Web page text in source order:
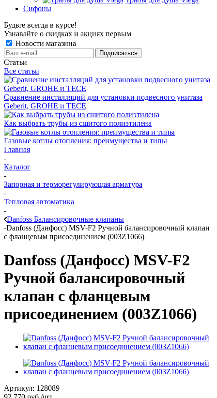
Сифоны
Будьте всегда в курсе!
Узнавайте о скидках и акциях первым
Новости магазина
Статьи
Все статьи
Сравнение инсталляций для установки подвесного унитаза
Geberit, GROHE и TECE
Как выбрать трубы из сшитого полиэтилена
Газовые котлы отопления: преимущества и типы
Главная
-
Каталог
-
Запорная и терморегулирующая арматура
-
Тепловая автоматика
-
Danfoss Балансировочные клапаны
-Danfoss (Данфосс) MSV-F2 Ручной балансировочный клапан
с фланцевым присоединением (003Z1066)
Danfoss (Данфосс) MSV-F2
Ручной балансировочный
клапан с фланцевым
присоединением (003Z1066)
Артикул: 128089